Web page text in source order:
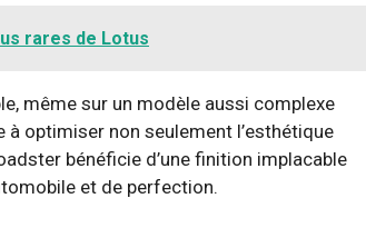
rares de Lotus
même sur un modèle aussi complexe
à optimiser non seulement l’esthétique
bénéficie d’une finition implacable
et de perfection.